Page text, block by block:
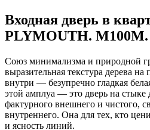
Входная дверь в
PLYMOUTH. M100M.
Союз минимализма и природной
выразительная текстура дерева
внутри — безупречно гладкая
этой амплуа — это дверь на
фактурного внешнего и чистого,
внутреннего. Она для тех, кто
и ясность линий.